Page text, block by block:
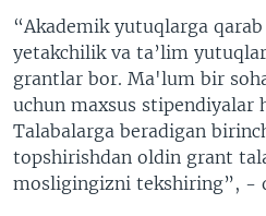
“Akademik yutuqlarga
yetakchilik va ta’lim
grantlar bor. Ma'lum bir
uchun maxsus stipendiyalar
Talabalarga beradigan
topshirishdan oldin grant
mosligingizni tekshiring”, -